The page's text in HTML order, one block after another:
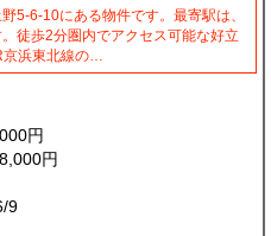
5-6-10にある物件です。最寄駅は、
徒歩2分圏内でアクセス可能な好立
京浜東北線の…
円
円
9